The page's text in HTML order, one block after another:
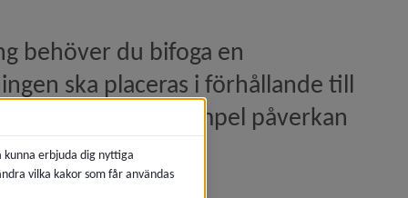
behöver du bifoga en
ska placeras i förhållande till
risker, till exempel påverkan
erbjuda dig nyttiga
vilka kakor som får användas